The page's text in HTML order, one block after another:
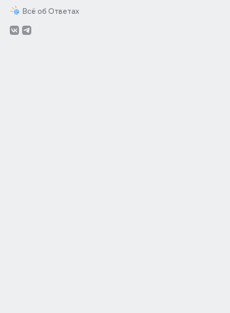
Всё об Ответах